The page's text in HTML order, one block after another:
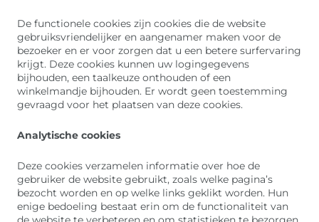
De functionele cookies zijn cookies die de website
gebruiksvriendelijker en aangenamer maken voor de
bezoeker en er voor zorgen dat u een betere surfervaring
krijgt. Deze cookies kunnen uw logingegevens
bijhouden, een taalkeuze onthouden of een
winkelmandje bijhouden. Er wordt geen toestemming
gevraagd voor het plaatsen van deze cookies.
Analytische cookies
Deze cookies verzamelen informatie over hoe de
gebruiker de website gebruikt, zoals welke pagina’s
bezocht worden en op welke links geklikt worden. Hun
enige bedoeling bestaat erin om de functionaliteit van